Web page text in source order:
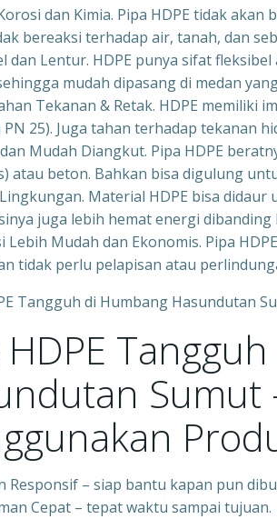
dan Kimia. Pipa HDPE tidak
bereaksi terhadap air, tanah, dan
dan Lentur. HDPE punya sifat
mudah dipasang di medan
Tekanan & Retak. HDPE memiliki
25). Juga tahan terhadap tekanan
Mudah Diangkut. Pipa HDPE
atau beton. Bahkan bisa digulung
Material HDPE bisa
juga lebih hemat energi dibanding
Lebih Mudah dan Ekonomis. Pipa
tidak perlu pelapisan atau
HDPE
Sumut
Responsif – siap bantu kapan pun
Cepat – tepat waktu sampai tujuan.